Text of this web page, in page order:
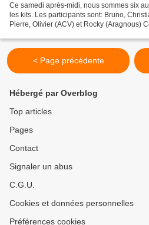
Ce samedi après-midi, nous sommes six
les kits. Les participants sont: Bruno,
Pierre, Olivier (ACV) et Rocky (Aragnous)
< Page précédente
Hébergé par Overblog
Top articles
Pages
Contact
Signaler un abus
C.G.U.
Cookies et données personnelles
Préférences cookies